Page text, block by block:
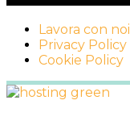
Lavora con noi
Privacy Policy
Cookie Policy
Footer